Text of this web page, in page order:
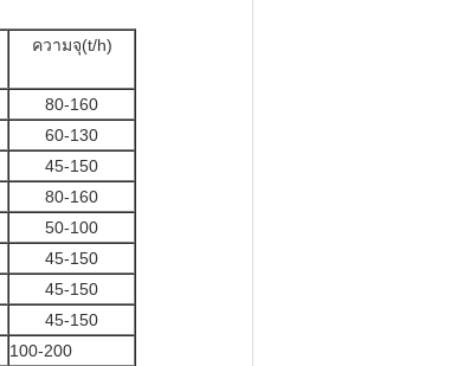
ความจุ(t/h)
80-160
60-130
45-150
80-160
50-100
45-150
45-150
45-150
100-200